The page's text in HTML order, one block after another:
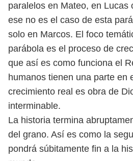
paralelos en Mateo, en Lucas
ese no es el caso de esta
solo en Marcos. El foco
parábola es el proceso de
que así es como funciona el
humanos tienen una parte en
crecimiento real es obra de
interminable.
La historia termina
del grano. Así es como la
pondrá súbitamente fin a la